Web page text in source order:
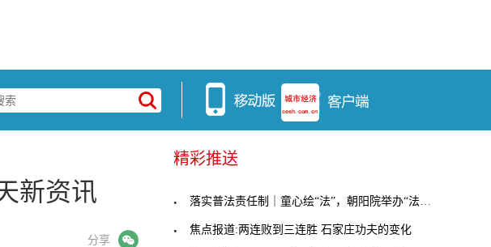
新资讯
分享
精彩推送
落实普法责任制｜童心绘“法”，朝阳院举办“法治护
焦点报道:两连败到三连胜 石家庄功夫的变化